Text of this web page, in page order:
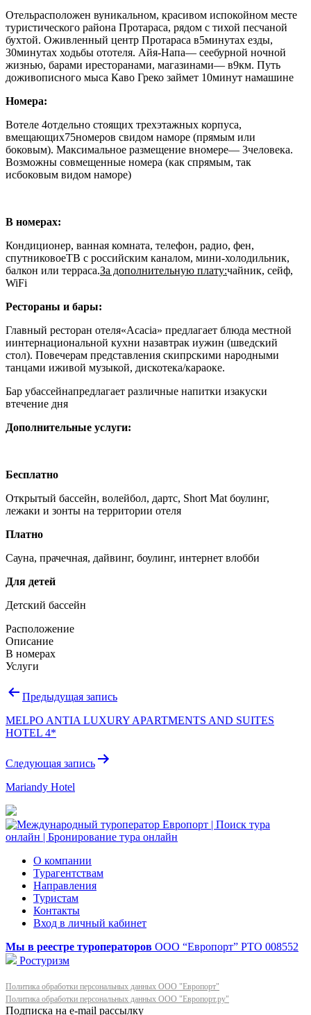
Отельрасположен вуникальном, красивом испокойном месте
туристического района Протараса, рядом с тихой песчаной
бухтой. Оживленный центр Протараса в5минутах езды,
30минутах ходьбы ототеля. Айя-Напа— сеебурной ночной
жизнью, барами иресторанами, магазинами— в9км. Путь
доживописного мыса Каво Греко займет 10минут намашине
Номера:
Вотеле 4отдельно стоящих трехэтажных корпуса,
вмещающих75номеров свидом наморе (прямым или
боковым). Максимальное размещение вномере— 3человека.
Возможны совмещенные номера (как спрямым, так
исбоковым видом наморе)
В номерах:
Кондиционер, ванная комната, телефон, радио, фен,
спутниковоеТВ с российским каналом, мини-холодильник,
балкон или терраса.За дополнительную плату:чайник, сейф,
WiFi
Рестораны и бары:
Главный ресторан отеля«Acacia» предлагает блюда местной
иинтернациональной кухни назавтрак иужин (шведский
стол). Повечерам представления скипрскими народными
танцами иживой музыкой, дискотека/караоке.
Бар убассейнапредлагает различные напитки изакуски
втечение дня
Дополнительные услуги:
Бесплатно
Открытый бассейн, волейбол, дартс, Short Mat боулинг,
лежаки и зонты на территории отеля
Платно
Сауна, прачечная, дайвинг, боулинг, интернет влобби
Для детей
Детский бассейн
Расположение
Описание
В номерах
Услуги
Навигация
записям
Предыдущая запись
MELPO ANTIA LUXURY APARTMENTS AND SUITES
HOTEL 4*
Следующая запись
Mariandy Hotel
О компании
Турагентствам
Направления
Туристам
Контакты
Вход в личный кабинет
Мы в реестре туроператоров ООО “Европорт” РТО 008552
Ростуризм
Политика обработки персональных данных ООО "Европорт"
Политика обработки персональных данных ООО "Европорт.ру"